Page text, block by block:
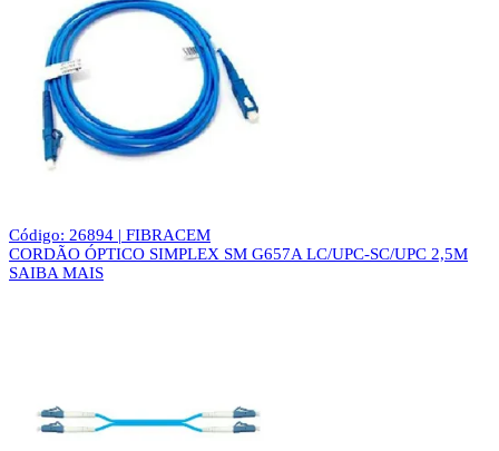
Código: 26894 | FIBRACEM
CORDÃO ÓPTICO SIMPLEX SM G657A LC/UPC-SC/UPC 2,5M
SAIBA MAIS